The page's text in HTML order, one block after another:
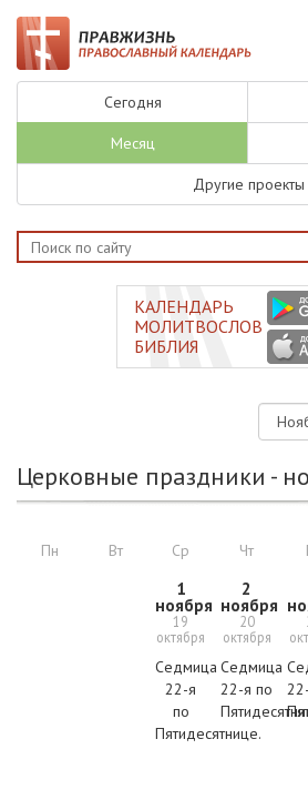
Сегодня
Месяц
Другие проекты
КАЛЕНДАРЬ
МОЛИТВОСЛОВ
БИБЛИЯ
Церковные праздники -
Пн Вт Ср Чт
1
ноября
19
октября
Седмица
22-я
по
Пятидесятнице.
2
ноября
20
октября
Седмица
22-я по